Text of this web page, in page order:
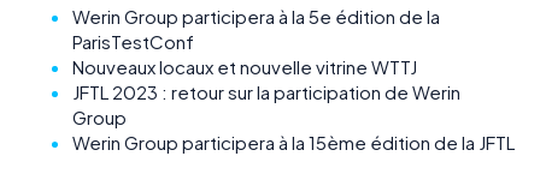
Werin Group participera à la 5e édition de la
ParisTestConf
Nouveaux locaux et nouvelle vitrine WTTJ
JFTL 2023 : retour sur la participation de Werin
Group
Werin Group participera à la 15ème édition de la JFTL